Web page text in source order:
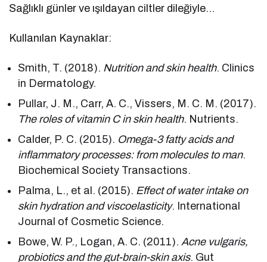
Sağlıklı günler ve ışıldayan ciltler dileğiyle…
Kullanılan Kaynaklar:
Smith, T. (2018). Nutrition and skin health. Clinics
in Dermatology.
Pullar, J. M., Carr, A. C., Vissers, M. C. M. (2017).
The roles of vitamin C in skin health. Nutrients.
Calder, P. C. (2015). Omega-3 fatty acids and
inflammatory processes: from molecules to man.
Biochemical Society Transactions.
Palma, L., et al. (2015). Effect of water intake on
skin hydration and viscoelasticity. International
Journal of Cosmetic Science.
Bowe, W. P., Logan, A. C. (2011).Acne vulgaris,
probiotics and the gut-brain-skin axis. Gut